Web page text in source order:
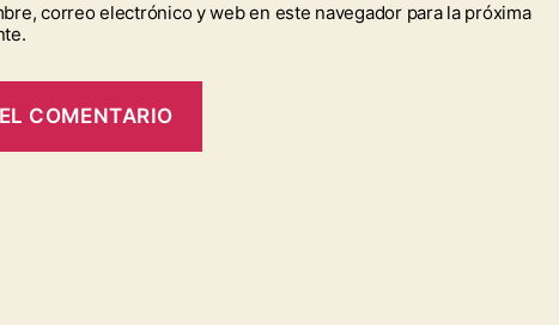
correo electrónico y web en este navegador para la próxima